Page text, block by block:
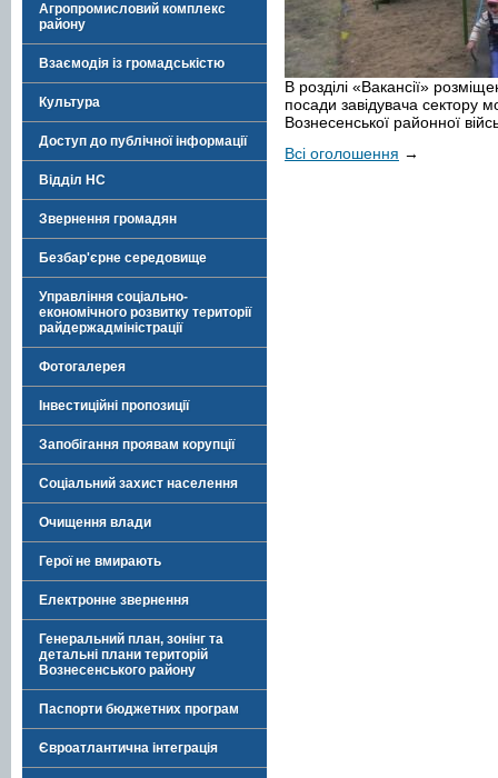
Агропромисловий комплекс
району
Взаємодія із громадськістю
Культура
Доступ до публічної інформації
Відділ НС
Звернення громадян
Безбар'єрне середовище
Управління соціально-
економічного розвитку території
райдержадміністрації
Фотогалерея
Інвестиційні пропозиції
Запобігання проявам корупції
Соціальний захист населення
Очищення влади
Герої не вмирають
Електронне звернення
Генеральний план, зонінг та
детальні плани територій
Вознесенського району
Паспорти бюджетних програм
Євроатлантична інтеграція
В розділі «Вакансії»
посади завідувача сектору
Вознесенської районної
Всі оголошення →